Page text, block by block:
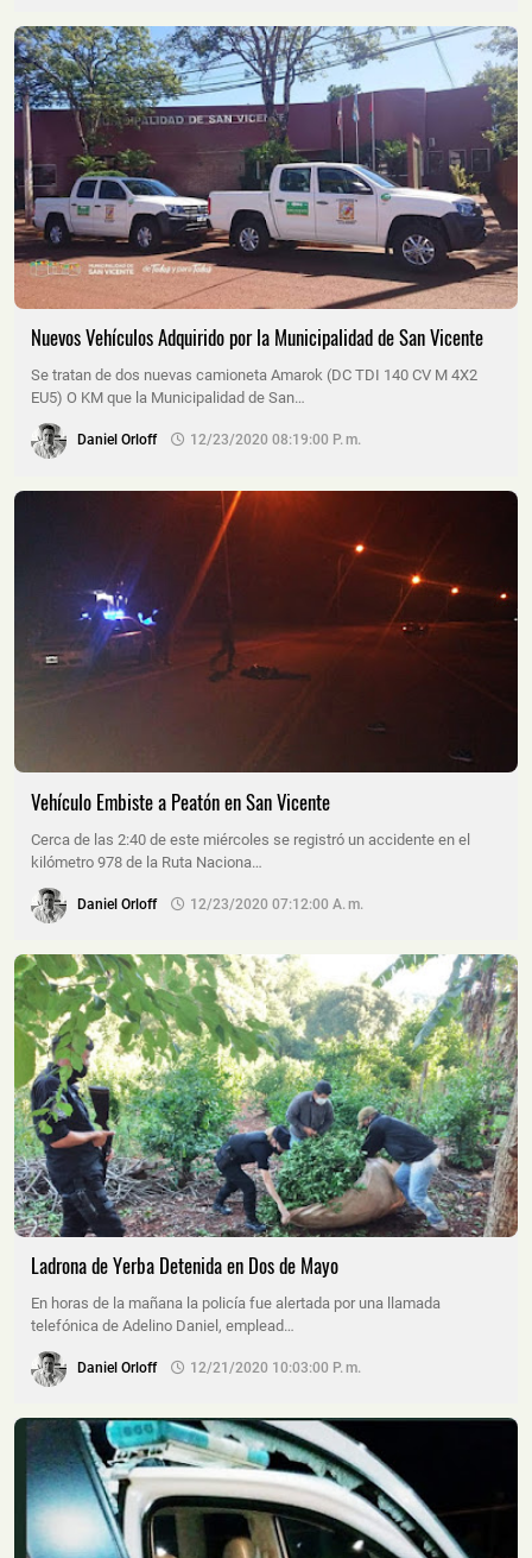
Nuevos Vehículos Adquirido por la Municipalidad de San Vicente
Se tratan de dos nuevas camioneta Amarok (DC TDI 140 CV M 4X2
EU5) O KM que la Municipalidad de San…
Daniel Orloff 12/23/2020 08:19:00 P. M.
Vehículo Embiste a Peatón en San Vicente
Cerca de las 2:40 de este miércoles se registró un accidente en el
kilómetro 978 de la Ruta Naciona…
Daniel Orloff 12/23/2020 07:12:00 A. M.
Ladrona de Yerba Detenida en Dos de Mayo
En horas de la mañana la policía fue alertada por una llamada
telefónica de Adelino Daniel, emplead…
Daniel Orloff 12/21/2020 10:03:00 P. M.